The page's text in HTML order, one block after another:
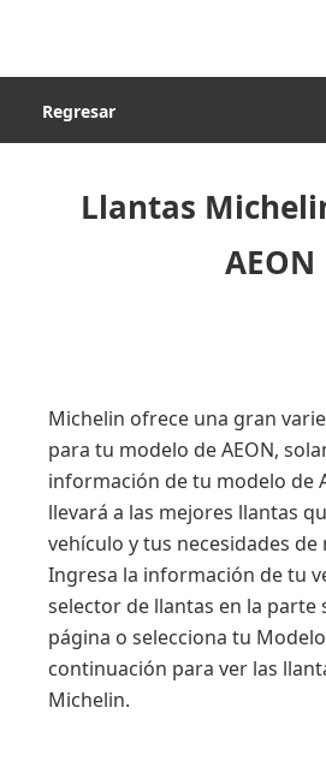
Regresar
Llantas
AEON
Michelin ofrece una gran
para tu modelo de AEON,
información de tu modelo de
llevará a las mejores llantas
vehículo y tus necesidades
Ingresa la información de tu
selector de llantas en la parte
página o selecciona tu Modelo
continuación para ver las
Michelin.